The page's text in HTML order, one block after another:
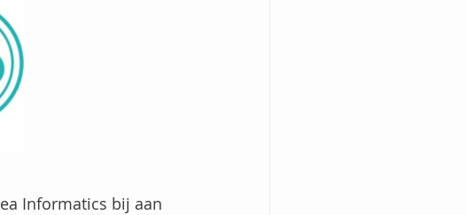
Informatics bij aan